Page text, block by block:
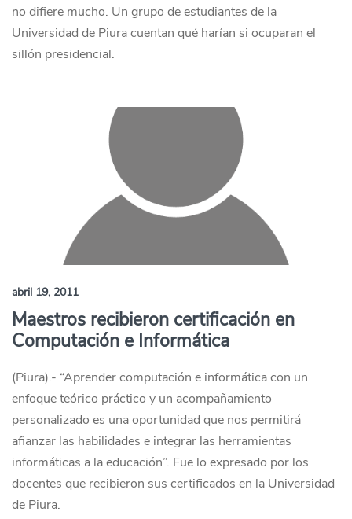
no difiere mucho. Un grupo de estudiantes de la
Universidad de Piura cuentan qué harían si ocuparan el
sillón presidencial.
abril 19, 2011
Maestros recibieron certificación en
Computación e Informática
(Piura).- “Aprender computación e informática con un
enfoque teórico práctico y un acompañamiento
personalizado es una oportunidad que nos permitirá
afianzar las habilidades e integrar las herramientas
informáticas a la educación”. Fue lo expresado por los
docentes que recibieron sus certificados en la Universidad
de Piura.